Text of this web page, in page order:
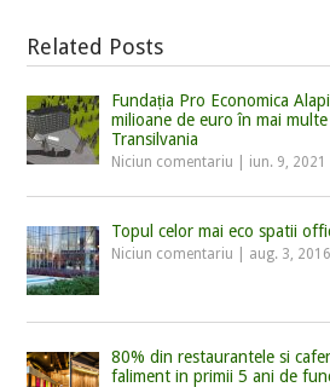
Related Posts
Fundația Pro Economica
milioane de euro în mai
Transilvania
Niciun comentariu iun. 9, 2021
Topul celor mai eco spatii
Niciun comentariu aug. 3, 2016
80% din restaurantele si
faliment in primii 5 ani de